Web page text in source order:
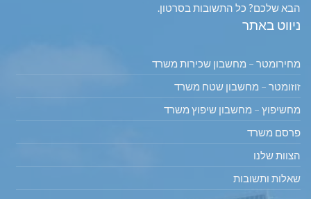
הבא שלכם? כל התשובות בסרטון.
ניווט באתר
מחירומטר – מחשבון שכירות משרד
זוזומטר – מחשבון שטח משרד
מחשיפוץ – מחשבון שיפוץ משרד
פרסם משרד
הצוות שלנו
שאלות ותשובות